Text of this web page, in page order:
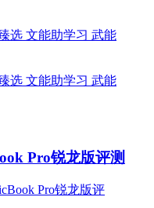
Pro锐龙版评测